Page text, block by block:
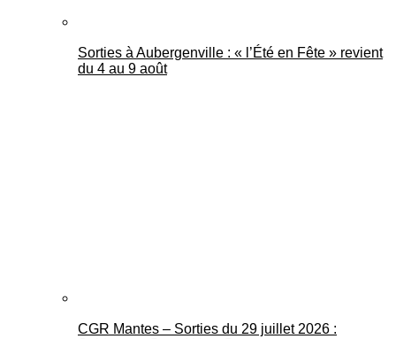
Sorties à Aubergenville : « l’Été en Fête » revient
du 4 au 9 août
CGR Mantes – Sorties du 29 juillet 2026 :